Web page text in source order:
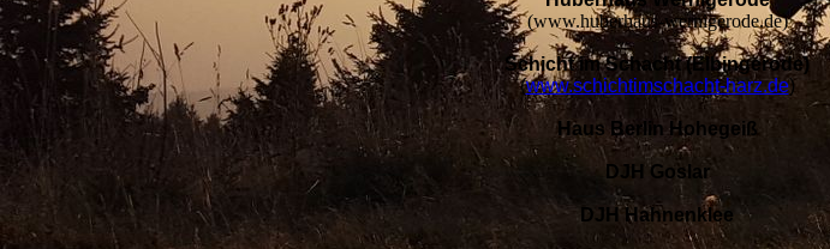
(www.huberhaus-wernigerode.de)
Schicht im Schacht (Elbingerode)
(www.schichtimschacht-harz.de)
Haus Berlin Hohegeiß
DJH Goslar
DJH Hahnenklee